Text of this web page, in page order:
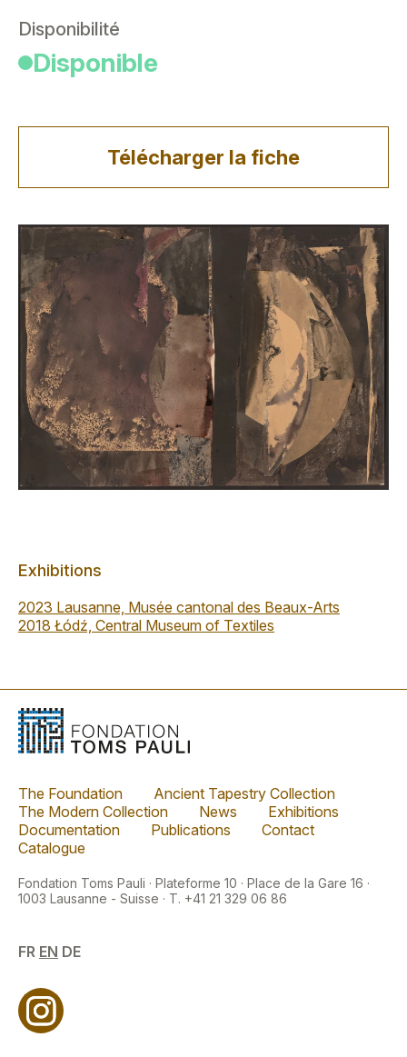
Disponibilité
Disponible
Télécharger la fiche
Exhibitions
2023 Lausanne, Musée cantonal des Beaux-Arts
2018 Łódź, Central Museum of Textiles
The Foundation
Ancient Tapestry Collection
The Modern Collection
News
Exhibitions
Documentation
Publications
Contact
Catalogue
Fondation Toms Pauli · Plateforme 10 · Place de la Gare 16 ·
1003 Lausanne - Suisse · T. +41 21 329 06 86
FR EN DE